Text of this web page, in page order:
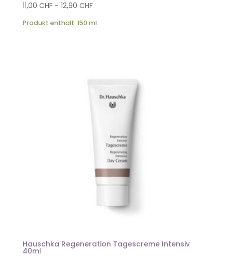
11,00 CHF- 12,90 CHF
Produkt enthält: 150 ml
Hauschka Regeneration Tagescreme Intensiv
40ml